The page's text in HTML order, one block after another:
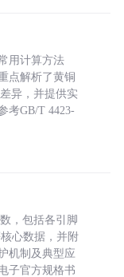
用计算方法
点解析了黄铜
异，并提供实
考GB/T 4423-
，包括各引脚
心数据，并附
机制及典型应
子官方规格书